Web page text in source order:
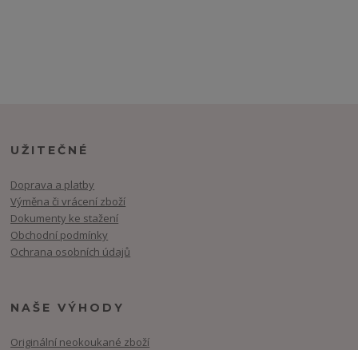
UŽITEČNÉ
Doprava a platby
Výměna či vrácení zboží
Dokumenty ke stažení
Obchodní podmínky
Ochrana osobních údajů
NAŠE VÝHODY
Originální neokoukané zboží